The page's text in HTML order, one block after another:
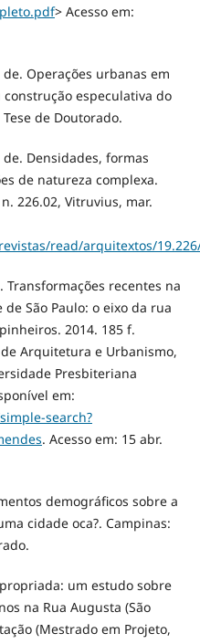
> Acesso em:
de. Operações urbanas em
especulativa do
Tese de Doutorado.
de. Densidades, formas
de natureza complexa.
226.02, Vitruvius, mar.
read/arquitextos/
Transformações recentes na
São Paulo: o eixo da rua
2014. 185 f.
Arquitetura e Urbanismo,
Presbiteriana
em:
search?
. Acesso em: 15 abr.
demográficos sobre a
cidade oca?. Campinas:
um estudo sobre
na Rua Augusta (São
(Mestrado em Projeto,